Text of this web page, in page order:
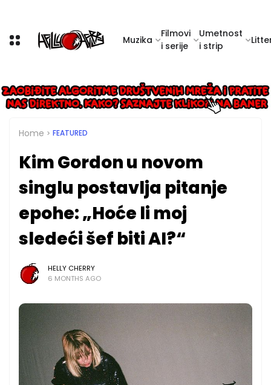
Muzika
Filmovi
i serije
Umetnost
i strip
Home FEATURED
Kim Gordon u novom
singlu postavlja pitanje
epohe: „Hoće li moj
sledeći šef biti AI?“
HELLY CHERRY
6 MONTHS AGO